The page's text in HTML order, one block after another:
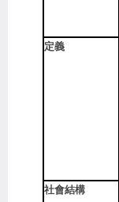
定義
社會結構